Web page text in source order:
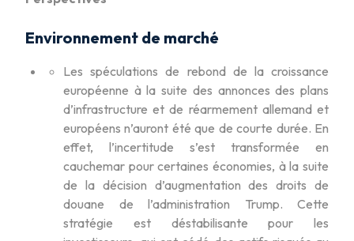
Environnement de marché
Les spéculations de rebond de la croissance
européenne à la suite des annonces des plans
d’infrastructure et de réarmement allemand et
européens n’auront été que de courte durée. En
effet, l’incertitude s’est transformée en
cauchemar pour certaines économies, à la suite
de la décision d’augmentation des droits de
douane de l’administration Trump. Cette
stratégie est déstabilisante pour les